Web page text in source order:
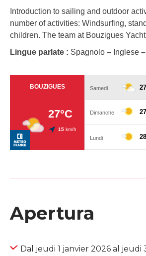
Introduction to sailing and outdoor
number of activities: Windsurfing,
children. The team at Bouzigues
Lingue parlate : Spagnolo – Inglese –
Apertura
Dal jeudi 1 janvier 2026 al jeudi